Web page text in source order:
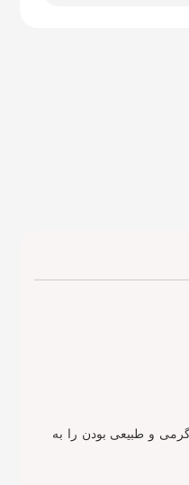
و طبیعی بودن را به